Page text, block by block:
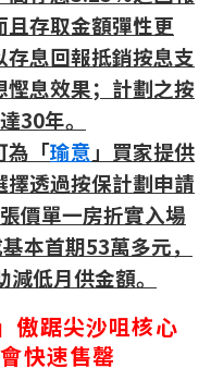
简
負責。
查詢：
Broker Limited 版權所有
存取金額彈性更
息回報抵銷按息支
息效果；計劃之按
30年。
為「瑜意」買家提供
透過按保計劃申請
價單一房折實入場
本首期53萬多元，
低月供金額。
傲踞尖沙咀核心
快速售罄